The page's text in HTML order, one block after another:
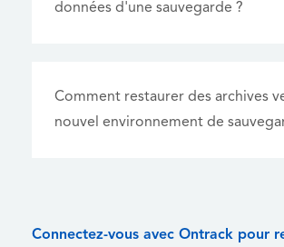
données d'une sauvegarde ?
Comment restaurer des archives
nouvel environnement de
Connectez-vous avec Ontrack pour